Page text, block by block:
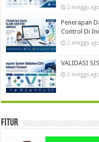
2 minggu ago
Penerapan
Control Di
2 minggu ago
VALIDASI
2 minggu ago
Fitur